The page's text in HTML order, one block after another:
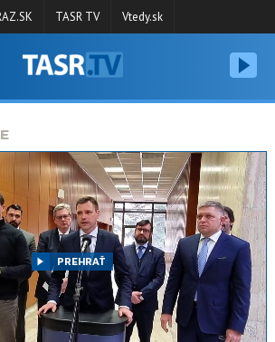
TASR TV Vtedy.sk
PREHRAŤ